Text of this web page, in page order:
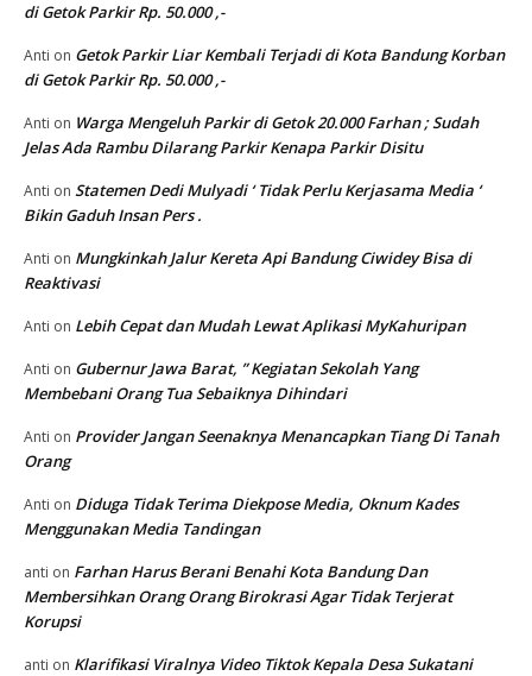
di Getok Parkir Rp. 50.000 ,-
Anti on Getok Parkir Liar Kembali Terjadi di Kota Bandung Korban
di Getok Parkir Rp. 50.000 ,-
Anti on Warga Mengeluh Parkir di Getok 20.000 Farhan ; Sudah
Jelas Ada Rambu Dilarang Parkir Kenapa Parkir Disitu
Anti on Statemen Dedi Mulyadi ‘ Tidak Perlu Kerjasama Media ‘
Bikin Gaduh Insan Pers .
Anti on Mungkinkah Jalur Kereta Api Bandung Ciwidey Bisa di
Reaktivasi
Anti on Lebih Cepat dan Mudah Lewat Aplikasi MyKahuripan
Anti on Gubernur Jawa Barat, ” Kegiatan Sekolah Yang
Membebani Orang Tua Sebaiknya Dihindari
Anti on Provider Jangan Seenaknya Menancapkan Tiang Di Tanah
Orang
Anti on Diduga Tidak Terima Diekpose Media, Oknum Kades
Menggunakan Media Tandingan
anti on Farhan Harus Berani Benahi Kota Bandung Dan
Membersihkan Orang Orang Birokrasi Agar Tidak Terjerat
Korupsi
anti on Klarifikasi Viralnya Video Tiktok Kepala Desa Sukatani